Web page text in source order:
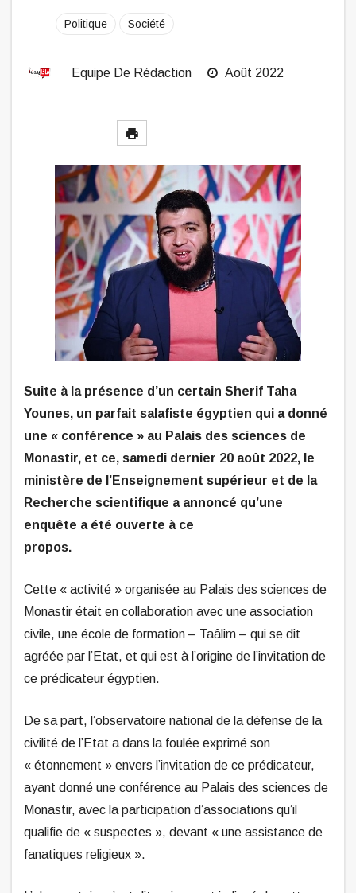
Politique Société
Equipe De Rédaction Août 2022
Suite à la présence d’un certain Sherif Taha
Younes, un parfait salafiste égyptien qui a donné
une « conférence » au Palais des sciences de
Monastir, et ce, samedi dernier 20 août 2022, le
ministère de l’Enseignement supérieur et de la
Recherche scientifique a annoncé qu’une
enquête a été ouverte à ce
propos.
Cette « activité » organisée au Palais des sciences de
Monastir était en collaboration avec une association
civile, une école de formation – Taâlim – qui se dit
agréée par l’Etat, et qui est à l’origine de l’invitation de
ce prédicateur égyptien.
De sa part, l’observatoire national de la défense de la
civilité de l’Etat a dans la foulée exprimé son
« étonnement » envers l’invitation de ce prédicateur,
ayant donné une conférence au Palais des sciences de
Monastir, avec la participation d’associations qu’il
qualifie de « suspectes », devant « une assistance de
fanatiques religieux ».